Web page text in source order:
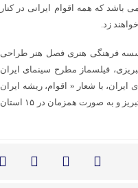
که همه اقوام ایرانی در کنار
زد.
فرهنگی هنری فصل هنر طراحی
فیلسماز مطرح سینمای ایران
با شعار « اقوام، ریشه ایران
زمین » از ۹ آبان ماه الی ۱۴ آبان ماه ۱۴۰۲ در تبریز و به صورت همزمان در ۱۵ استان